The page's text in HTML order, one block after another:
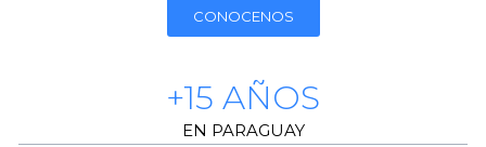
CONOCENOS
+15 AÑOS
EN PARAGUAY